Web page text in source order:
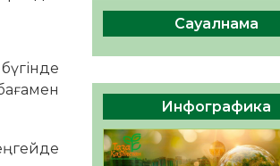
Руслан Рүстемұлы
әкімінің кеңесшісі
тағайындалды
05.08.2026
Сауалнама
Инфографика